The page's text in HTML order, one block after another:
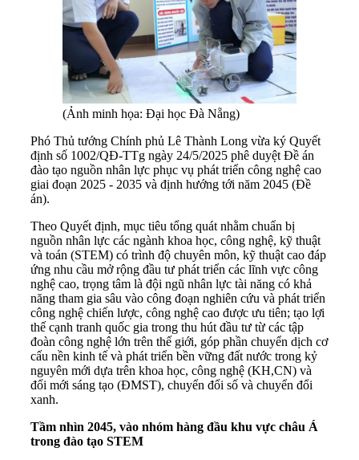
(Ảnh minh họa: Đại học Đà Nẵng)
Phó Thủ tướng Chính phủ Lê Thành Long vừa ký Quyết
định số 1002/QĐ-TTg ngày 24/5/2025 phê duyệt Đề án
đào tạo nguồn nhân lực phục vụ phát triển công nghệ cao
giai đoạn 2025 - 2035 và định hướng tới năm 2045 (Đề
án).
Theo Quyết định, mục tiêu tổng quát nhằm chuẩn bị
nguồn nhân lực các ngành khoa học, công nghệ, kỹ thuật
và toán (STEM) có trình độ chuyên môn, kỹ thuật cao đáp
ứng nhu cầu mở rộng đầu tư phát triển các lĩnh vực công
nghệ cao, trọng tâm là đội ngũ nhân lực tài năng có khả
năng tham gia sâu vào công đoạn nghiên cứu và phát triển
công nghệ chiến lược, công nghệ cao được ưu tiên; tạo lợi
thế cạnh tranh quốc gia trong thu hút đầu tư từ các tập
đoàn công nghệ lớn trên thế giới, góp phần chuyển dịch cơ
cấu nền kinh tế và phát triển bền vững đất nước trong kỷ
nguyên mới dựa trên khoa học, công nghệ (KH,CN) và
đổi mới sáng tạo (ĐMST), chuyển đổi số và chuyển đổi
xanh.
Tầm nhìn 2045, vào nhóm hàng đầu khu vực châu Á
trong đào tạo STEM